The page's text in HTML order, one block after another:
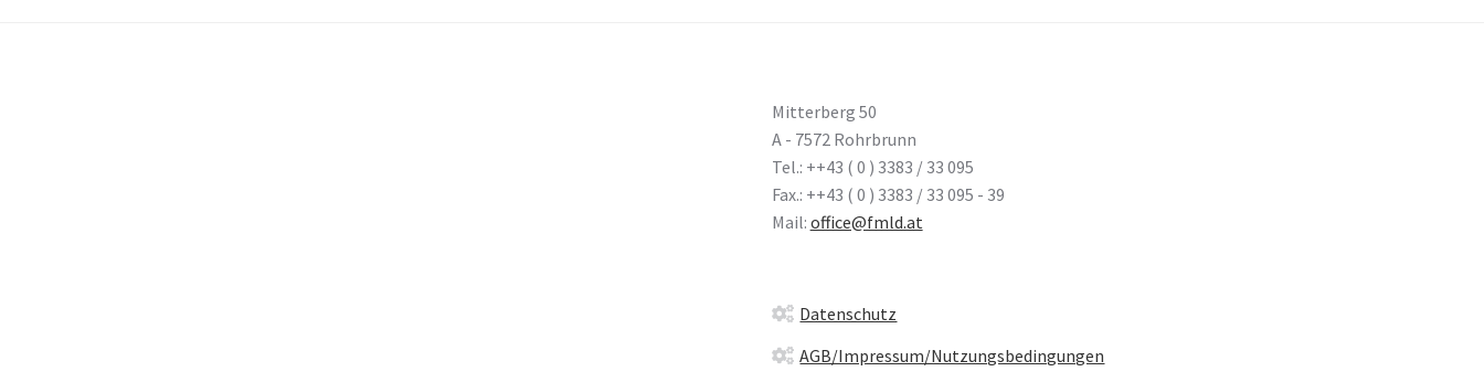
Mitterberg 50
A - 7572 Rohrbrunn
Tel.: ++43 ( 0 ) 3383 / 33 095
Fax.: ++43 ( 0 ) 3383 / 33 095 - 39
Mail: office@fmld.at
Datenschutz
AGB/Impressum/Nutzungsbedingungen